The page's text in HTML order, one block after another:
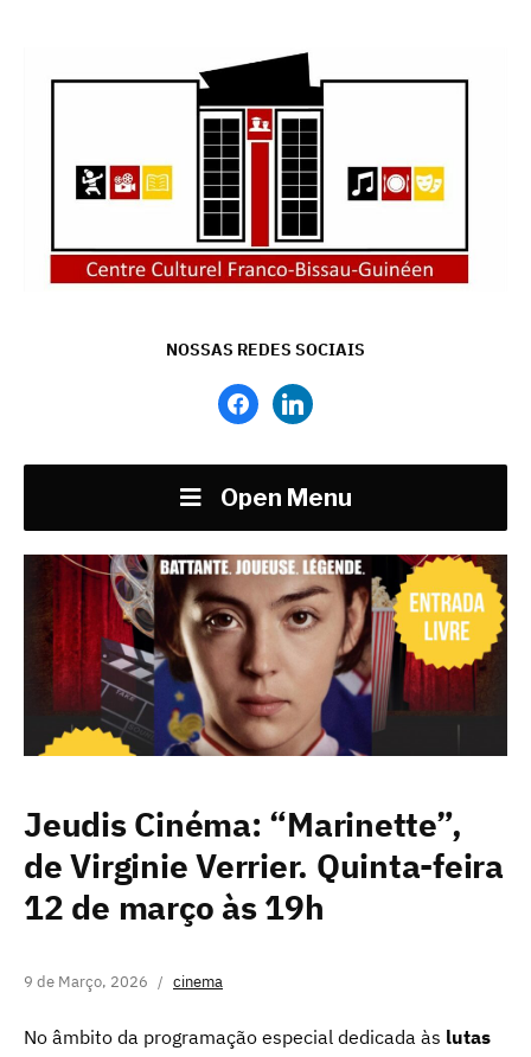
NOSSAS REDES SOCIAIS
facebooklinkedin
Open Menu
Jeudis Cinéma: “Marinette”,
de Virginie Verrier. Quinta-feira
12 de março às 19h
9 de Março, 2026 cinema
No âmbito da programação especial dedicada às lutas